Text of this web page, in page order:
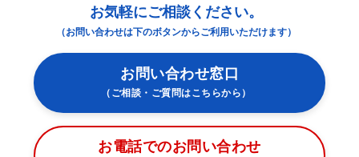
お気軽にご相談ください。
（お問い合わせは下のボタンからご利用いただけます）
お問い合わせ窓口
（ご相談・ご質問はこちらから）
お電話でのお問い合わせ